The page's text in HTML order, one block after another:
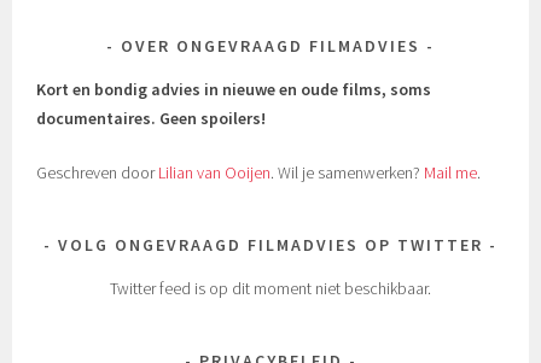
OVER ONGEVRAAGD FILMADVIES
Kort en bondig advies in nieuwe en oude films, soms
documentaires. Geen spoilers!
Geschreven doorLilian van Ooijen. Wil je samenwerken? Mail me.
VOLG ONGEVRAAGD FILMADVIES OP TWITTER
Twitter feed is op dit moment niet beschikbaar.